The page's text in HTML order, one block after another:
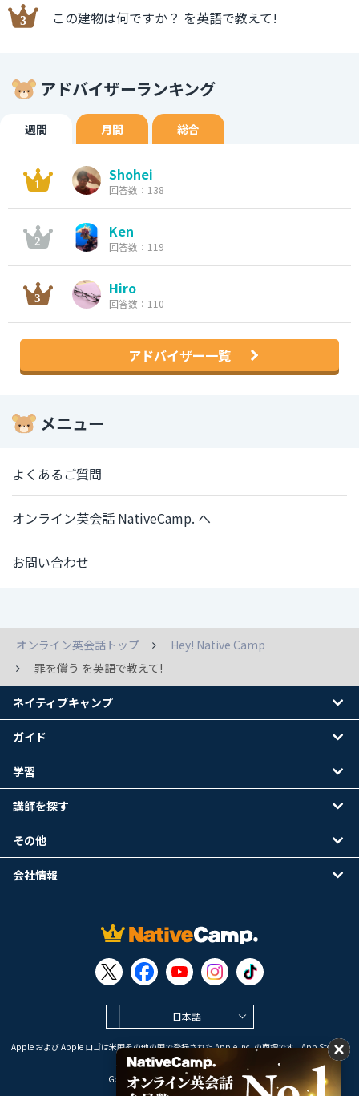
この建物は何ですか？ を英語で教えて!
アドバイザーランキング
週間 月間 総合
Shohei
回答数：138
Ken
回答数：119
Hiro
回答数：110
アドバイザー一覧
メニュー
よくあるご質問
オンライン英会話 NativeCamp. へ
お問い合わせ
オンライン英会話トップ
Hey! Native Camp
罪を償う を英語で教えて!
日本語
Apple および Apple ロゴは米国その他の国で登録された Apple Inc. の商標です。App Store は
Apple Inc. のサービスマークです。
Google Play は Google LLC の商標です。
ネイティブキャンプ
ガイド
学習
講師を探す
その他
会社情報